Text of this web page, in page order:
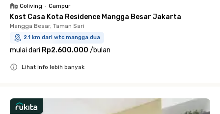
Coliving • Campur
Kost Casa Kota Residence Mangga Besar Jakarta
Mangga Besar, Taman Sari
2.1 km dari wtc mangga dua
mulai dari Rp2.600.000 /bulan
Lihat info lebih banyak